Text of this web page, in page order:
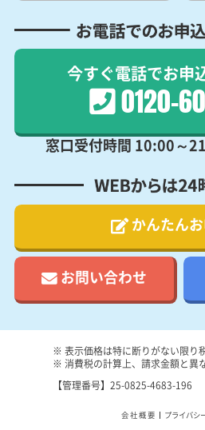
0120-
窓口受付時間 10:00～
かんたん
お問い合わせ
※ 表示価格は特に断りがない限り
※ 消費税の計算上、請求金額と異
【管理番号】25-0825-4683-196
会社概要 プライバシ